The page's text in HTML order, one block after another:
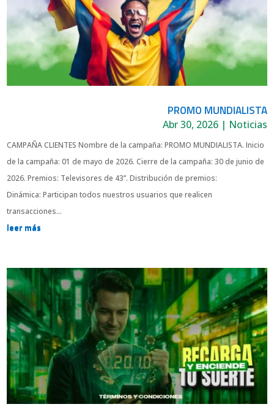
PROMO MUNDIALISTA
Abr 30, 2026| Noticias
CAMPAÑA CLIENTES Nombre de la campaña: PROMO MUNDIALISTA. Inicio
de la campaña: 01 de mayo de 2026. Cierre de la campaña: 30 de junio de
2026. Premios: Televisores de 43”. Distribución de premios:
Dinámica: Participan todos nuestros usuarios que realicen
transacciones...
leer más